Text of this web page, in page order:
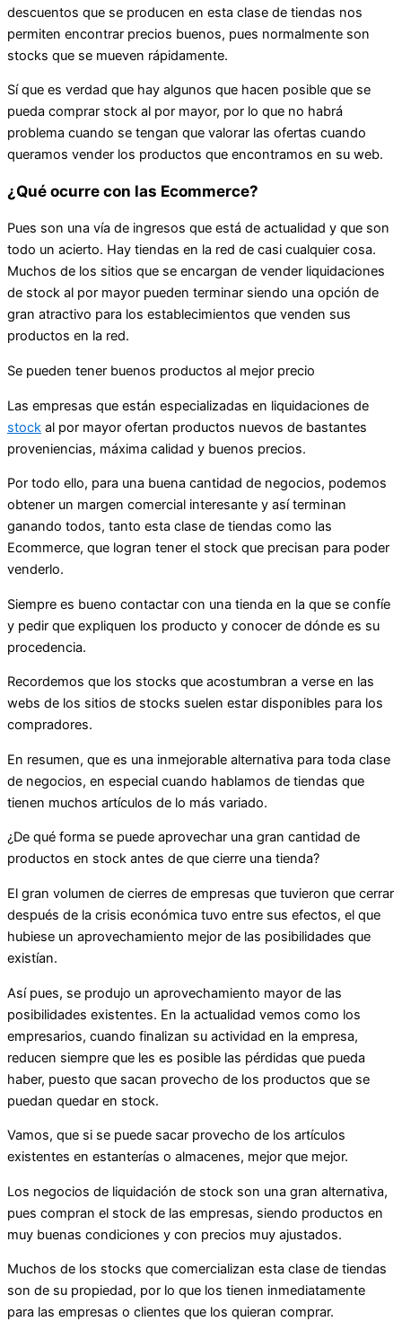
descuentos que se producen en esta clase de tiendas nos
permiten encontrar precios buenos, pues normalmente son
stocks que se mueven rápidamente.
Sí que es verdad que hay algunos que hacen posible que se
pueda comprar stock al por mayor, por lo que no habrá
problema cuando se tengan que valorar las ofertas cuando
queramos vender los productos que encontramos en su web.
¿Qué ocurre con las Ecommerce?
Pues son una vía de ingresos que está de actualidad y que son
todo un acierto. Hay tiendas en la red de casi cualquier cosa.
Muchos de los sitios que se encargan de vender liquidaciones
de stock al por mayor pueden terminar siendo una opción de
gran atractivo para los establecimientos que venden sus
productos en la red.
Se pueden tener buenos productos al mejor precio
Las empresas que están especializadas en liquidaciones de
stock al por mayor ofertan productos nuevos de bastantes
proveniencias, máxima calidad y buenos precios.
Por todo ello, para una buena cantidad de negocios, podemos
obtener un margen comercial interesante y así terminan
ganando todos, tanto esta clase de tiendas como las
Ecommerce, que logran tener el stock que precisan para poder
venderlo.
Siempre es bueno contactar con una tienda en la que se confíe
y pedir que expliquen los producto y conocer de dónde es su
procedencia.
Recordemos que los stocks que acostumbran a verse en las
webs de los sitios de stocks suelen estar disponibles para los
compradores.
En resumen, que es una inmejorable alternativa para toda clase
de negocios, en especial cuando hablamos de tiendas que
tienen muchos artículos de lo más variado.
¿De qué forma se puede aprovechar una gran cantidad de
productos en stock antes de que cierre una tienda?
El gran volumen de cierres de empresas que tuvieron que cerrar
después de la crisis económica tuvo entre sus efectos, el que
hubiese un aprovechamiento mejor de las posibilidades que
existían.
Así pues, se produjo un aprovechamiento mayor de las
posibilidades existentes. En la actualidad vemos como los
empresarios, cuando finalizan su actividad en la empresa,
reducen siempre que les es posible las pérdidas que pueda
haber, puesto que sacan provecho de los productos que se
puedan quedar en stock.
Vamos, que si se puede sacar provecho de los artículos
existentes en estanterías o almacenes, mejor que mejor.
Los negocios de liquidación de stock son una gran alternativa,
pues compran el stock de las empresas, siendo productos en
muy buenas condiciones y con precios muy ajustados.
Muchos de los stocks que comercializan esta clase de tiendas
son de su propiedad, por lo que los tienen inmediatamente
para las empresas o clientes que los quieran comprar.